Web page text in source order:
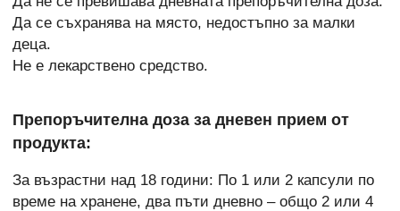
Да се съхранява на място, недостъпно за малки
деца.
Не е лекарствено средство.
Препоръчителна доза за дневен прием от
продукта:
За възрастни над 18 години: По 1 или 2 капсули по
време на хранене, два пъти дневно – общо 2 или 4